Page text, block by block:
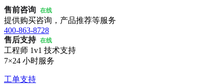
售前咨询 在线
提供购买咨询，产品推荐等服务
400-863-8728
售后支持 在线
工程师 1v1 技术支持
7×24 小时服务
工单支持